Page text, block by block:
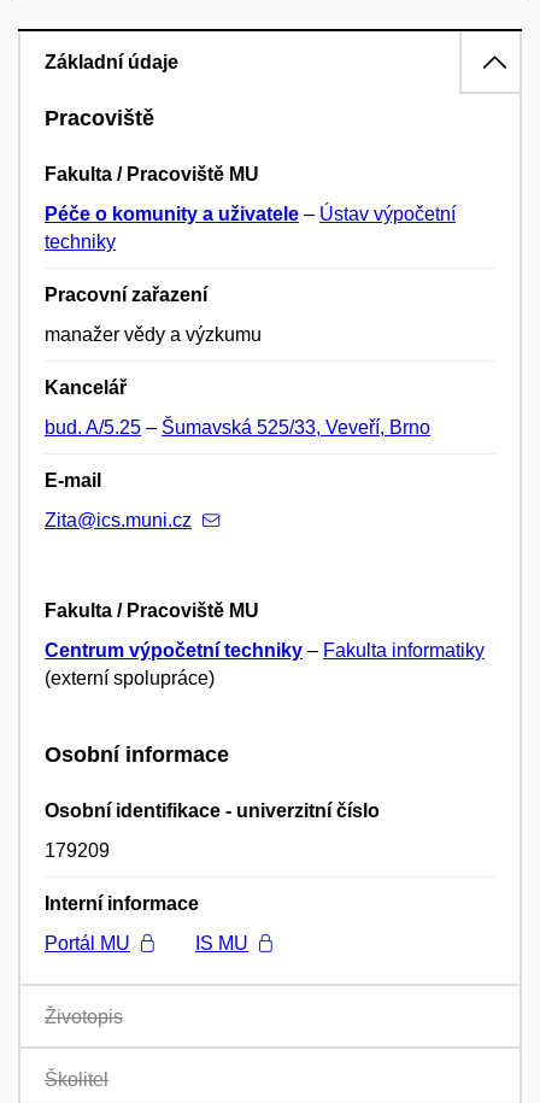
Základní údaje
Pracoviště
Fakulta / Pracoviště MU
Péče o komunity a uživatele – Ústav výpočetní
techniky
Pracovní zařazení
manažer vědy a výzkumu
Kancelář
bud. A/5.25 – Šumavská 525/33, Veveří, Brno
E-mail
Zita@ics.muni.cz
Fakulta / Pracoviště MU
Centrum výpočetní techniky – Fakulta informatiky
(externí spolupráce)
Osobní informace
Osobní identifikace - univerzitní číslo
179209
Interní informace
Portál MU
IS MU
Životopis
Školitel